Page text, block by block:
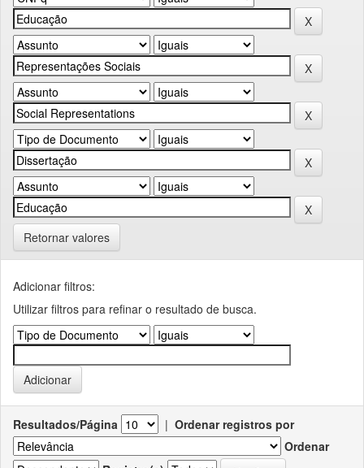
Retornar valores
Adicionar filtros:
Utilizar filtros para refinar o resultado de busca.
Resultados/Página | Ordenar registros por
Ordenar